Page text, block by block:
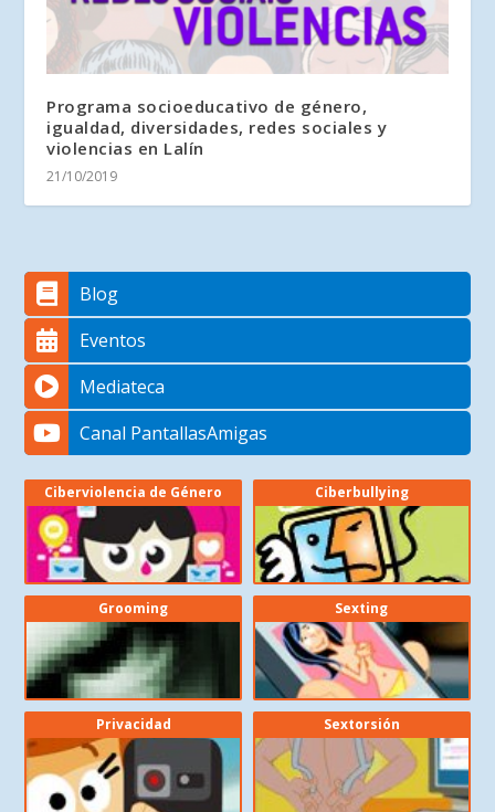
Programa socioeducativo de género,
igualdad, diversidades, redes sociales y
violencias en Lalín
21/10/2019
Blog
Eventos
Mediateca
Canal PantallasAmigas
Ciberviolencia de Género Ciberbullying
Grooming Sexting
Privacidad Sextorsión